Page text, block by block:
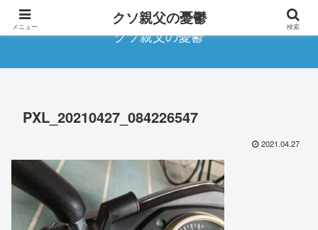
クソ親父の憂鬱
PXL_20210427_084226547
2021.04.27
メニュー クソ親父の憂鬱 検索